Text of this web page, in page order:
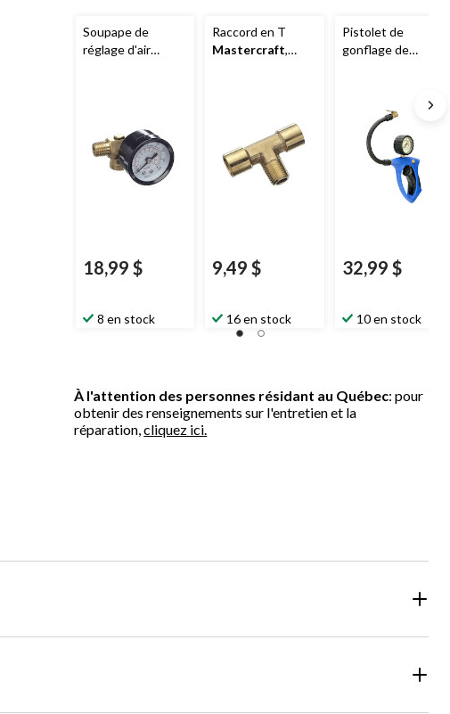
Soupape de
réglage d'air
18,99 $
8 en stock
Raccord en T
Mastercraft,
9,49 $
16 en stock
Pistolet de
gonflage de
32,99 $
10 en stock
À l'attention des personnes résidant au Québec: pour
obtenir des renseignements sur l'entretien et la
réparation,cliquez ici.